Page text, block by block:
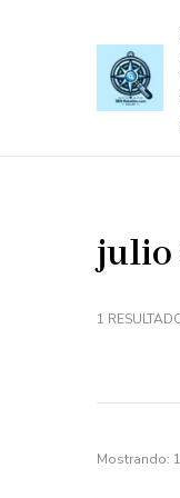
julio
1
Mostrando: